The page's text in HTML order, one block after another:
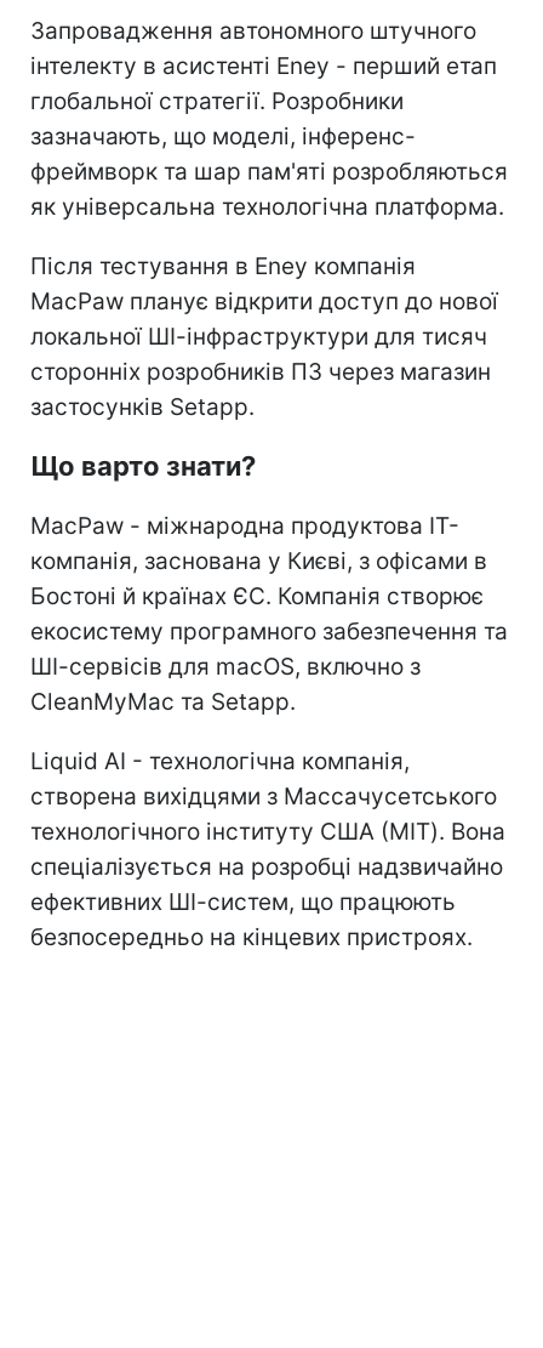
Запровадження автономного штучного
інтелекту в асистенті Eney - перший етап
глобальної стратегії. Розробники
зазначають, що моделі, інференс-
фреймворк та шар пам'яті розробляються
як універсальна технологічна платформа.
Після тестування в Eney компанія
MacPaw планує відкрити доступ до нової
локальної ШІ-інфраструктури для тисяч
сторонніх розробників ПЗ через магазин
застосунків Setapp.
Що варто знати?
MacPaw - міжнародна продуктова IT-
компанія, заснована у Києві, з офісами в
Бостоні й країнах ЄС. Компанія створює
екосистему програмного забезпечення та
ШІ-сервісів для macOS, включно з
CleanMyMac та Setapp.
Liquid AI - технологічна компанія,
створена вихідцями з Массачусетського
технологічного інституту США (MIT). Вона
спеціалізується на розробці надзвичайно
ефективних ШІ-систем, що працюють
безпосередньо на кінцевих пристроях.